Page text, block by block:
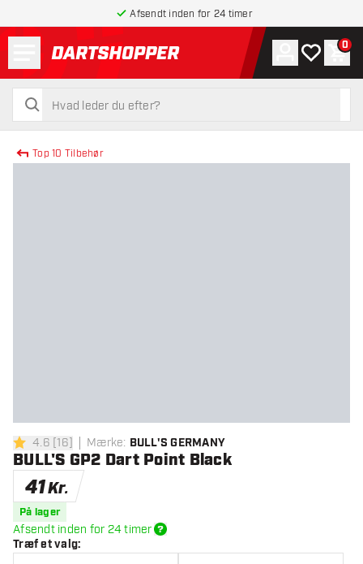
Afsendt inden for 24 timer
tilbage til forsiden
søg
søg
Konto
Min 0
Top 10 Tilbehør
4.6 bedømmelsesstjerner
4.6 [16] Mærke: BULL'S GERMANY
BULL'S GP2 Dart Point Black
41Kr.
På lager
Afsendt inden for 24 timer
Træf et valg: